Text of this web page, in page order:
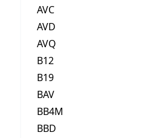
AVC
AVD
AVQ
B12
B19
BAV
BB4M
BBD